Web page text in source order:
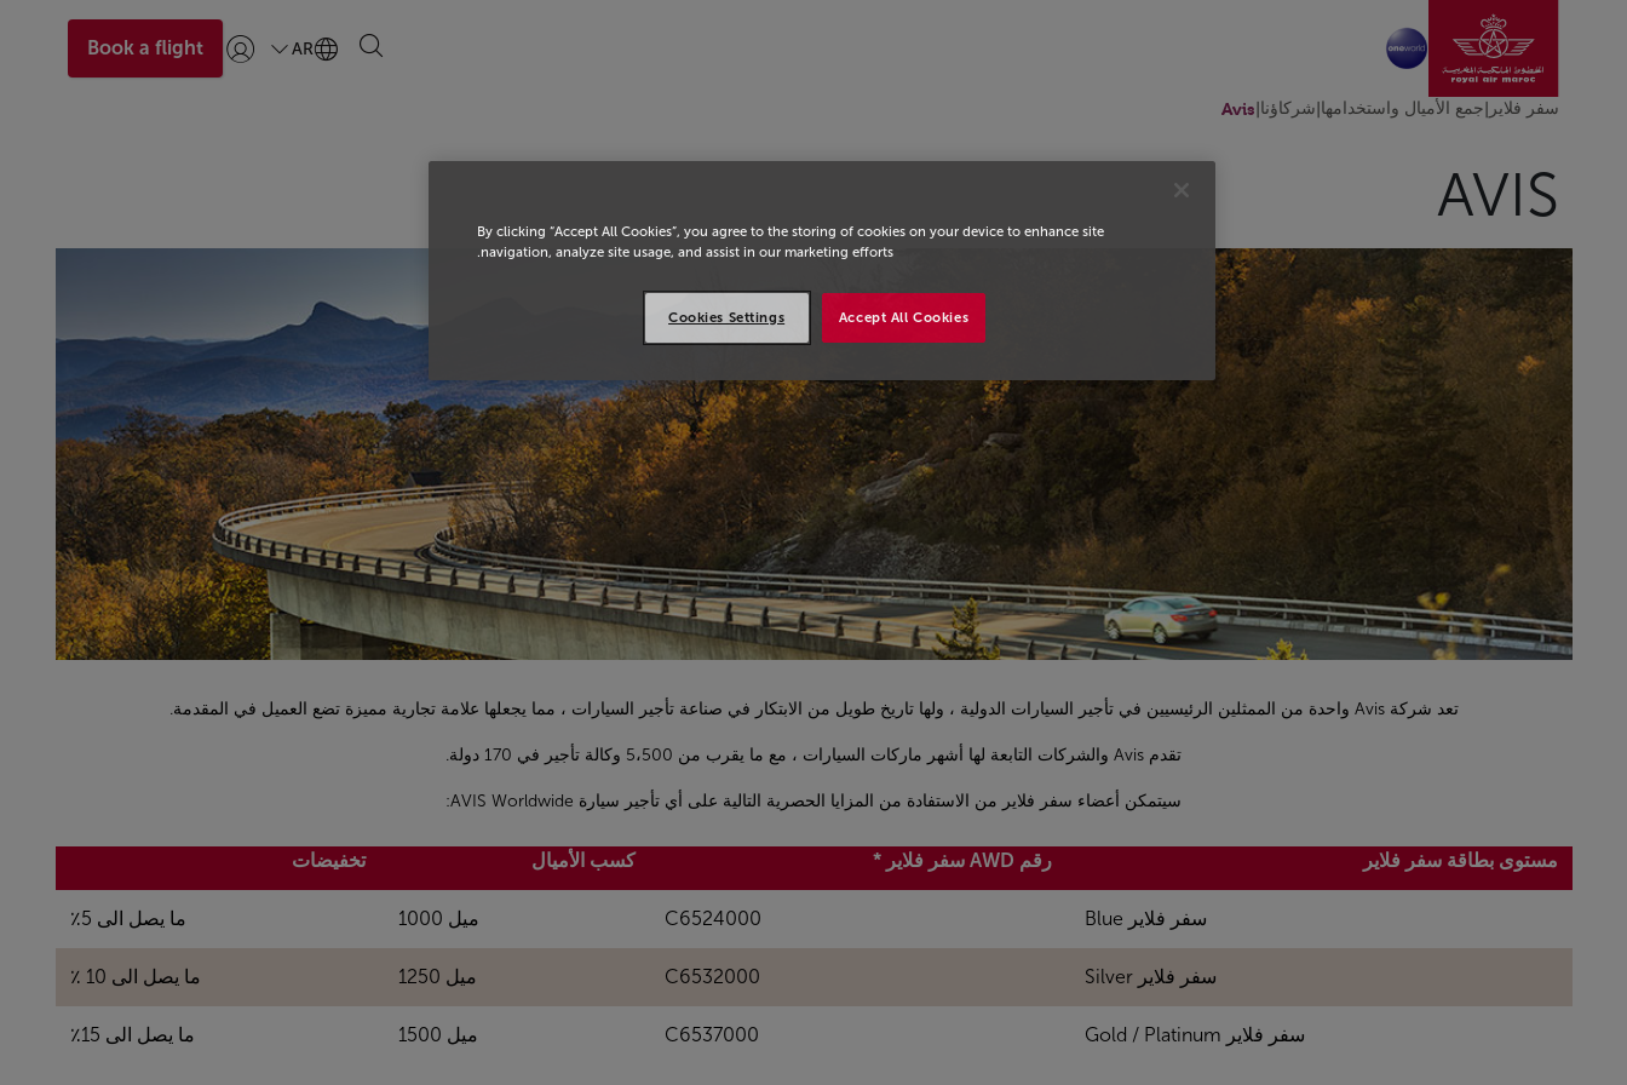
تخطي إلى المحتوى الرئيسي
انتقل إلى الصفحة الرئيسية AR تسجيل الدخول | انضم)
Book a flight
سفر فلاير جمع الأميال واستخدامها شركاؤنا Avis
AVIS
تعد شركة Avis واحدة من الممثلين الرئيسيين في تأجير السيارات الدولية ، ولها تاريخ طويل من الابتكار في صناعة تأجير السيارات ، مما يجعلها علامة تجارية مميزة تضع العميل في المقدمة.
تقدم Avis والشركات التابعة لها أشهر ماركات السيارات ، مع ما يقرب من 5،500 وكالة تأجير في 170 دولة.
سيتمكن أعضاء سفر فلاير من الاستفادة من المزايا الحصرية التالية على أي تأجير سيارة AVIS Worldwide:
مستوى بطاقة سفر فلاير رقم AWD سفر فلاير * كسب الأميال تخفيضات
سفر فلاير Blue C6524000 ميل 1000 ما يصل الى 5٪
سفر فلاير Silver C6532000 ميل 1250 ما يصل الى 10 ٪
سفر فلاير Gold / Platinum C6537000 ميل 1500 ما يصل الى 15٪
By clicking “Accept All Cookies”, you agree to the storing of cookies on your device to enhance site
navigation, analyze site usage, and assist in our marketing efforts.
Accept All Cookies
Cookies Settings